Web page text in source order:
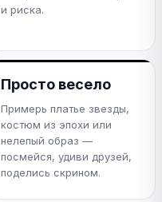
и риска.
Просто весело
Примерь платье звезды,
костюм из эпохи или
нелепый образ —
посмейся, удиви друзей,
поделись скрином.